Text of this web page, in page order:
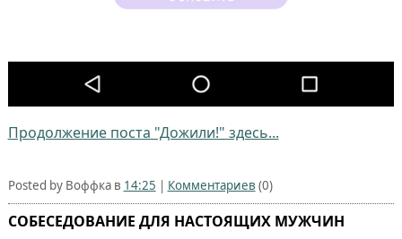
Продолжение поста "Дожили!" здесь...
Posted by Воффка в 14:25 | Комментариев (0)
СОБЕСЕДОВАНИЕ ДЛЯ НАСТОЯЩИХ МУЖЧИН